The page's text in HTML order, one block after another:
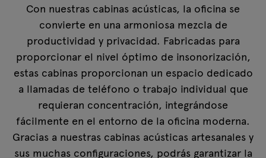
Con nuestras cabinas acústicas, la oficina se
convierte en una armoniosa mezcla de
productividad y privacidad. Fabricadas para
proporcionar el nivel óptimo de insonorización,
estas cabinas proporcionan un espacio dedicado
a llamadas de teléfono o trabajo individual que
requieran concentración, integrándose
fácilmente en el entorno de la oficina moderna.
Gracias a nuestras cabinas acústicas artesanales y
sus muchas configuraciones, podrás garantizar la